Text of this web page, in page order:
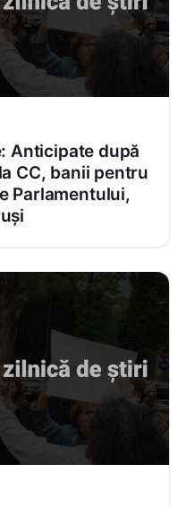
Anticipate după
CC, banii pentru
Parlamentului,